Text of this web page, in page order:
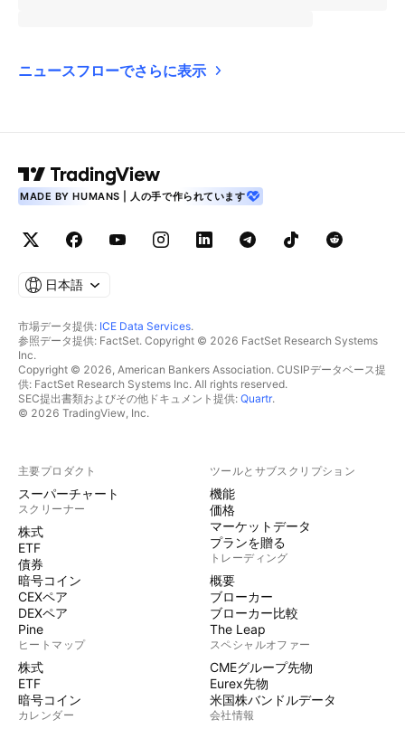
ニュースフローでさらに表示
MADE BY HUMANS | 人の手で作られています
日本語
市場データ提供: ICE Data Services.
参照データ提供: FactSet. Copyright © 2026 FactSet Research Systems
Inc.
Copyright © 2026, American Bankers Association. CUSIPデータベース提
供: FactSet Research Systems Inc. All rights reserved.
SEC提出書類およびその他ドキュメント提供: Quartr.
© 2026 TradingView, Inc.
主要プロダクト
スーパーチャート
スクリーナー
株式
ETF
債券
暗号コイン
CEXペア
DEXペア
Pine
ヒートマップ
株式
ETF
暗号コイン
カレンダー
ツールとサブスクリプション
機能
価格
マーケットデータ
プランを贈る
トレーディング
概要
ブローカー
ブローカー比較
The Leap
スペシャルオファー
CMEグループ先物
Eurex先物
米国株バンドルデータ
会社情報